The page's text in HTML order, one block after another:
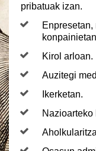
pribatuak izan.
Kirol arloan.
Auzitegi
Ikerketan.
Nazioarteko